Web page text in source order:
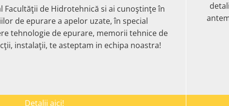
Facultăţii de Hidrotehnică si ai cunoştinţe în
de epurare a apelor uzate, în special
tehnologie de epurare, memorii tehnice de
instalaţii, te asteptam in echipa noastra!
Detalii aici!